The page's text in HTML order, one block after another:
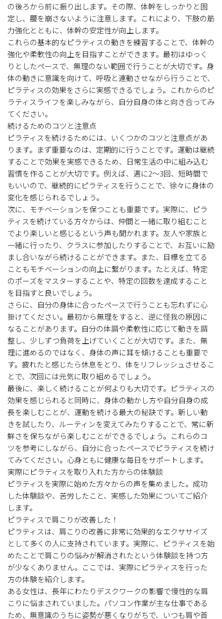
の後ろから前に振り出します。その際、体幹をしっかりと固
定し、腰を崩さないように注意します。これにより、下肢の筋
力強化とともに、体幹の安定性が向上します。
これらの基本的なピラティスの動きを練習することで、体幹の
強化や柔軟性の向上を目指すことができます。最初はゆっく
りとしたペースで、無理のない範囲で行うことが大切です。身
体の動きに意識を向けて、呼吸と連動させながら行うことで、
ピラティスの効果をさらに実感できるでしょう。これからのピ
ラティスライフを楽しみながら、自分自身の体と向き合ってみ
てください。
続けるためのコツと注意点
ピラティスを続けるためには、いくつかのコツと注意点があ
ります。まず重要なのは、定期的に行うことです。運動は継続
することで効果を実感できるため、日常生活の中に組み込む
習慣を作ることが大切です。例えば、週に2〜3回、短時間で
もいいので、継続的にピラティスを行うことで、徐々に身体の
変化を感じられるでしょう。
次に、モチベーションを保つことも重要です。実際に、ピラ
ティスを続けている方々からは、仲間と一緒に取り組むこと
でより楽しいと感じるという声も聞かれます。友人や家族と
一緒に行ったり、クラスに参加したりすることで、お互いに励
まし合いながら続けることができます。また、目標を立てる
こともモチベーションの向上に繋がります。たとえば、特定
のポーズをマスターすることや、特定の回数を達成すること
を目指すと良いでしょう。
さらに、自分の身体に合ったペースで行うことも忘れずに心
掛けてください。最初から無理をすると、逆に怪我の原因に
なることがあります。自分の体調や柔軟性に応じて動きを調
整し、少しずつ負荷を上げていくことが大切です。また、無
理に進めるのではなく、身体の声に耳を傾けることも重要で
す。疲れたと感じたら休息をとり、体をリフレッシュさせるこ
とで、次回には元気に取り組めるでしょう。
最後に、楽しく続けることが何よりも大切です。ピラティスの
効果を感じられると同時に、身体の動かし方や自分自身の成
長を楽しむことが、運動を続ける最大の秘訣です。新しい動
きを試したり、ルーティンを変えてみたりすることで、常に新
鮮さを保ちながら楽しむことができるでしょう。これらのコ
ツを参考にしながら、自分に合ったペースでピラティスを続け
てみてください。心身ともに健康な毎日をサポートします。
実際にピラティスを取り入れた方からの体験談
ピラティスを実際に始めた方々からの声を集めました。成功
した体験談や、苦労したこと、実感した効果についてご紹介
します。
ピラティスで肩こりが改善した！
ピラティスは、肩こりの改善に非常に効果的なエクササイズ
として多くの人に支持されています。実際に、ピラティスを始
めたことで肩こりの悩みが解消されたという体験談を持つ方
が少なくありません。ここでは、実際にピラティスを行った
方の体験を紹介します。
ある女性は、長年にわたりデスクワークの影響で慢性的な肩
こりに悩まされていました。パソコン作業が主な仕事である
ため、無意識のうちに姿勢が悪くなりがちで、いつも肩や首